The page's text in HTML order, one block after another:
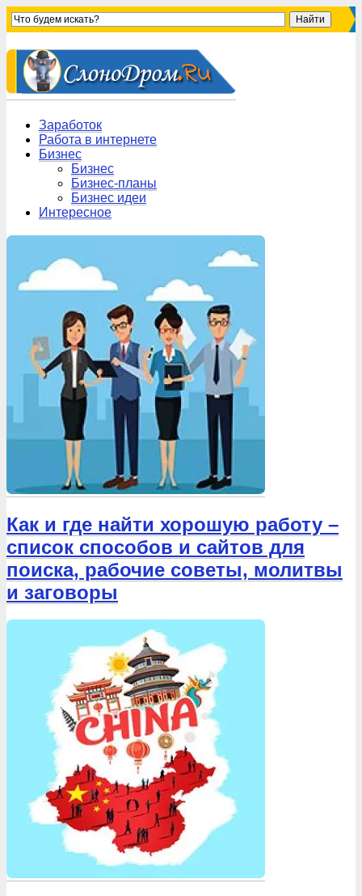
Заработок
Работа в интернете
Бизнес
Бизнес
Бизнес-планы
Бизнес идеи
Интересное
Как и где найти хорошую работу –
список способов и сайтов для
поиска, рабочие советы, молитвы
и заговоры